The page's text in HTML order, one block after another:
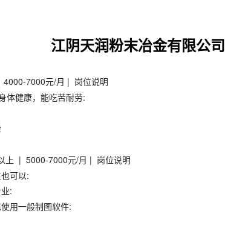
江阴天润粉末冶金有限公司
7000元/月 | 岗位说明
体健康，能吃苦耐劳:
上 | 5000-7000元/月 | 岗位说明
可以:
:
用一般制图软件: